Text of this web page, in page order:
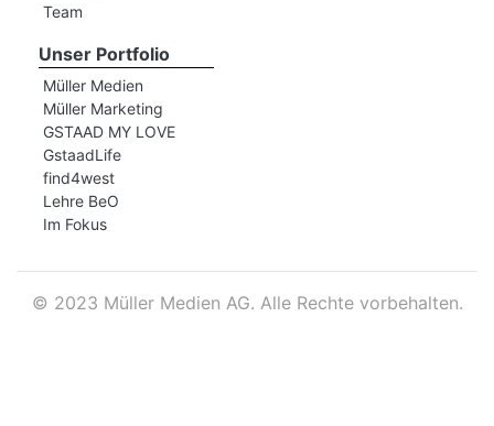
Team
Unser Portfolio
Müller Medien
Müller Marketing
GSTAAD MY LOVE
GstaadLife
find4west
Lehre BeO
Im Fokus
© 2023 Müller Medien AG. Alle Rechte vorbehalten.